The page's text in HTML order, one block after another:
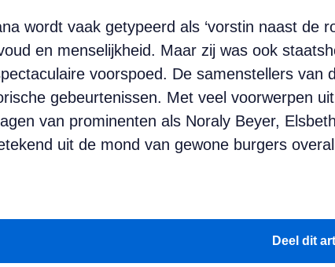
wordt vaak getypeerd als ‘vorstin naast de
en menselijkheid. Maar zij was ook
voorspoed. De samenstellers van
gebeurtenissen. Met veel voorwerpen
van prominenten als Noraly Beyer,
uit de mond van gewone burgers
Deel dit